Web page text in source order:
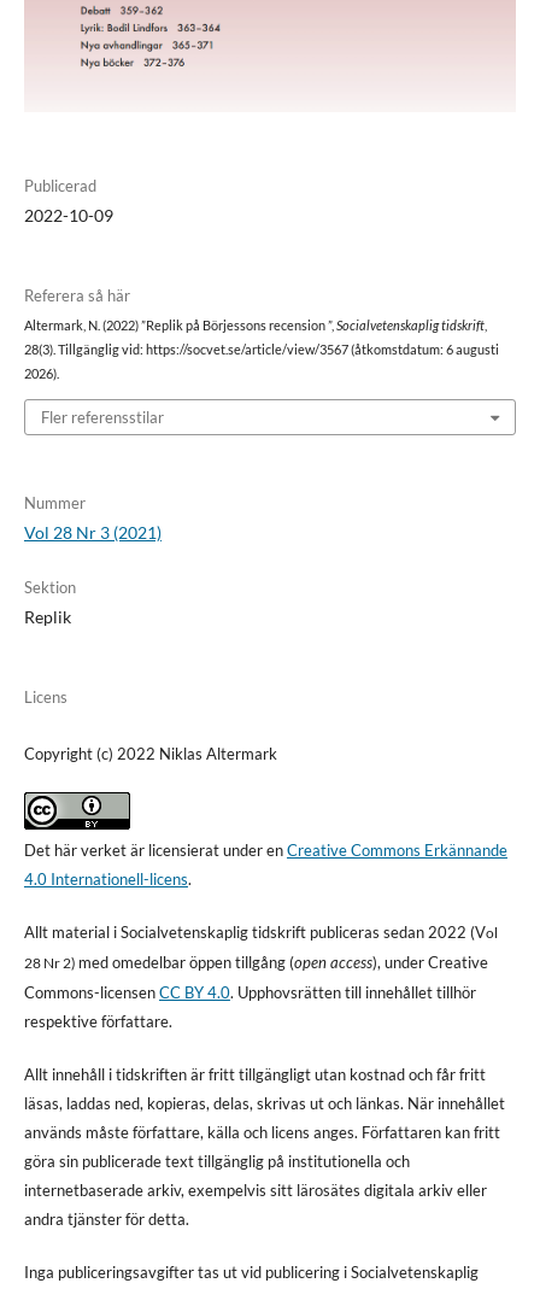
Publicerad
2022-10-09
Referera så här
Altermark, N. (2022) ”Replik på Börjessons recension ”, Socialvetenskaplig tidskrift,
28(3). Tillgänglig vid: https://socvet.se/article/view/3567 (åtkomstdatum: 6 augusti
2026).
Fler referensstilar
Nummer
Vol 28 Nr 3 (2021)
Sektion
Replik
Licens
Copyright (c) 2022 Niklas Altermark
Det här verket är licensierat under enCreative Commons Erkännande
4.0 Internationell-licens.
Allt material i Socialvetenskaplig tidskrift publiceras sedan 2022 (Vol
28 Nr 2) med omedelbar öppen tillgång (open access), under Creative
Commons-licensenCC BY 4.0. Upphovsrätten till innehållet tillhör
respektive författare.
Allt innehåll i tidskriften är fritt tillgängligt utan kostnad och får fritt
läsas, laddas ned, kopieras, delas, skrivas ut och länkas. När innehållet
används måste författare, källa och licens anges. Författaren kan fritt
göra sin publicerade text tillgänglig på institutionella och
internetbaserade arkiv, exempelvis sitt lärosätes digitala arkiv eller
andra tjänster för detta.
Inga publiceringsavgifter tas ut vid publicering i Socialvetenskaplig